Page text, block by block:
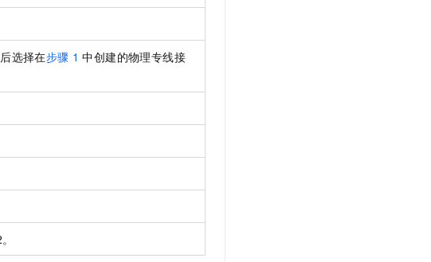
选择在步骤 1 中创建的物理专线接